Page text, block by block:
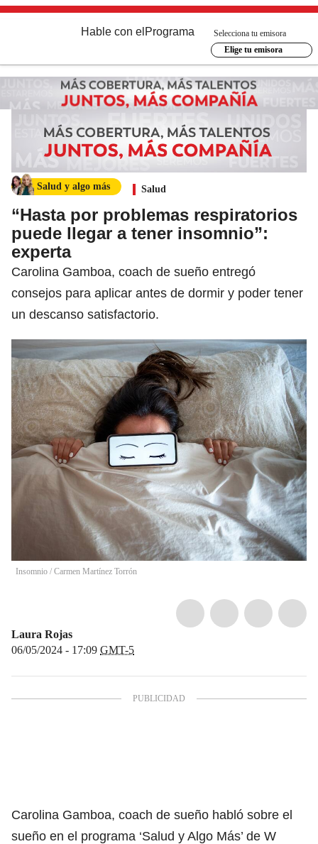
Hable con el Programa
Selecciona tu emisora
Elige tu emisora
Salud y algo más Salud
“Hasta por problemas respiratorios
puede llegar a tener insomnio”:
experta
Carolina Gamboa, coach de sueño entregó
consejos para aplicar antes de dormir y poder tener
un descanso satisfactorio.
Insomnio / Carmen Martínez Torrón
Laura Rojas
06/05/2024 - 17:09 GMT-5
Carolina Gamboa, coach de sueño habló sobre el
sueño en el programa ‘Salud y Algo Más’ de W